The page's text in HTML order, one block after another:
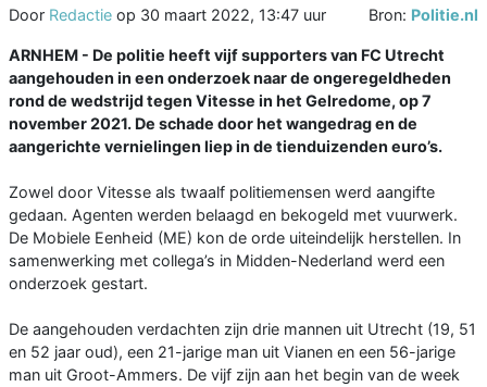
Door Redactie op 30 maart 2022, 13:47 uur Bron: Politie.nl
ARNHEM - De politie heeft vijf supporters van FC Utrecht
aangehouden in een onderzoek naar de ongeregeldheden
rond de wedstrijd tegen Vitesse in het Gelredome, op 7
november 2021. De schade door het wangedrag en de
aangerichte vernielingen liep in de tienduizenden euro’s.
Zowel door Vitesse als twaalf politiemensen werd aangifte
gedaan. Agenten werden belaagd en bekogeld met vuurwerk.
De Mobiele Eenheid (ME) kon de orde uiteindelijk herstellen. In
samenwerking met collega’s in Midden-Nederland werd een
onderzoek gestart.
De aangehouden verdachten zijn drie mannen uit Utrecht (19, 51
en 52 jaar oud), een 21-jarige man uit Vianen en een 56-jarige
man uit Groot-Ammers. De vijf zijn aan het begin van de week